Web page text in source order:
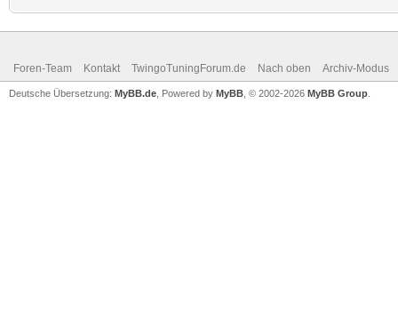
Foren-Team Kontakt TwingoTuningForum.de Nach oben Archiv-Modus
Deutsche Übersetzung: MyBB.de , Powered by MyBB , © 2002-2026 MyBB Group